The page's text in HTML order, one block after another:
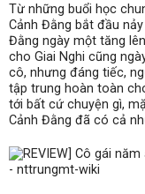
Từ những buổi học
Cảnh Đằng bắt đầu
Đằng ngày một tăng
cho Giai Nghi cũng
cô, nhưng đáng tiếc,
tập trung hoàn toàn
tới bất cứ chuyện gì,
Cảnh Đằng đã có cả